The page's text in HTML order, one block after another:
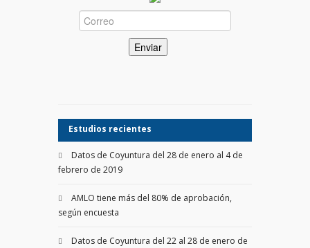
Estudios recientes
Datos de Coyuntura del 28 de enero al 4 de
febrero de 2019
AMLO tiene más del 80% de aprobación,
según encuesta
Datos de Coyuntura del 22 al 28 de enero de